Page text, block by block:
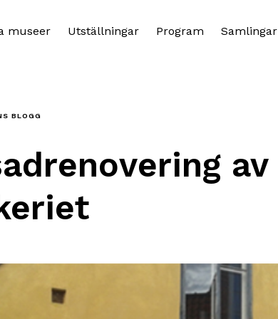
museer Utställningar Program Samlingar
BLOGG
av